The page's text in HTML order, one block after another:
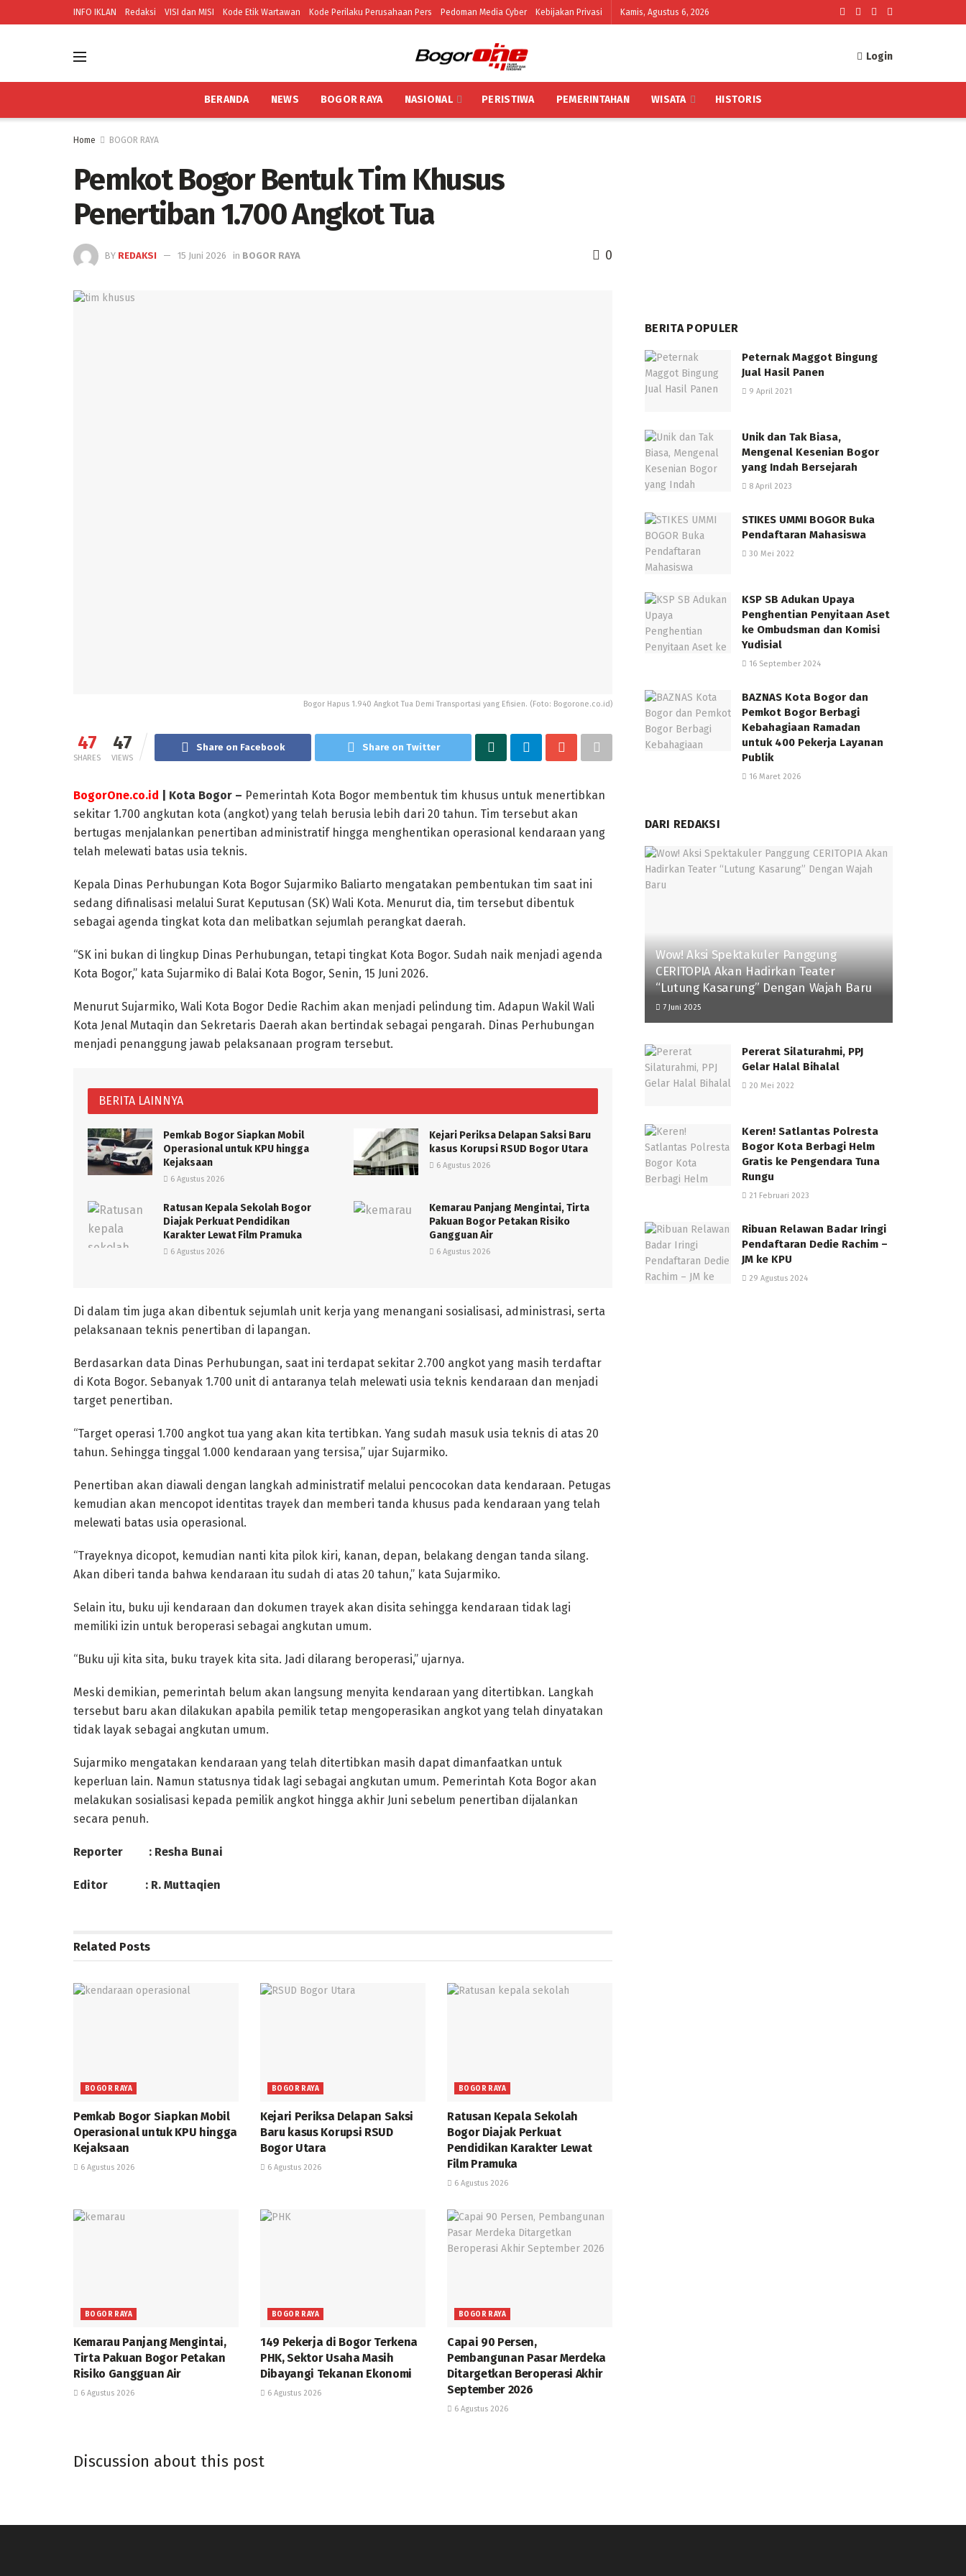
INFO IKLAN Redaksi VISI dan MISI Kode Etik Wartawan Kode Perilaku Perusahaan Pers Pedoman Media Cyber Kebijakan Privasi Kamis, Agustus 6, 2026
Login
BERANDA NEWS BOGOR RAYA NASIONAL PERISTIWA PEMERINTAHAN WISATA HISTORIS
Home BOGOR RAYA
Pemkot Bogor Bentuk Tim Khusus
Penertiban 1.700 Angkot Tua
BY REDAKSI 15 Juni 2026 in BOGOR RAYA 0
Bogor Hapus 1.940 Angkot Tua Demi Transportasi yang Efisien. (Foto: Bogorone.co.id)
47
SHARES
47
VIEWS
Share on Facebook Share on Twitter
BogorOne.co.id | Kota Bogor – Pemerintah Kota Bogor membentuk tim khusus untuk menertibkan
sekitar 1.700 angkutan kota (angkot) yang telah berusia lebih dari 20 tahun. Tim tersebut akan
bertugas menjalankan penertiban administratif hingga menghentikan operasional kendaraan yang
telah melewati batas usia teknis.
Kepala Dinas Perhubungan Kota Bogor Sujarmiko Baliarto mengatakan pembentukan tim saat ini
sedang difinalisasi melalui Surat Keputusan (SK) Wali Kota. Menurut dia, tim tersebut dibentuk
sebagai agenda tingkat kota dan melibatkan sejumlah perangkat daerah.
“SK ini bukan di lingkup Dinas Perhubungan, tetapi tingkat Kota Bogor. Sudah naik menjadi agenda
Kota Bogor,” kata Sujarmiko di Balai Kota Bogor, Senin, 15 Juni 2026.
Menurut Sujarmiko, Wali Kota Bogor Dedie Rachim akan menjadi pelindung tim. Adapun Wakil Wali
Kota Jenal Mutaqin dan Sekretaris Daerah akan bertindak sebagai pengarah. Dinas Perhubungan
menjadi penanggung jawab pelaksanaan program tersebut.
BERITA LAINNYA
Pemkab Bogor Siapkan Mobil
Operasional untuk KPU hingga
Kejaksaan
6 Agustus 2026
Kejari Periksa Delapan Saksi Baru
kasus Korupsi RSUD Bogor Utara
6 Agustus 2026
Ratusan Kepala Sekolah Bogor
Diajak Perkuat Pendidikan
Karakter Lewat Film Pramuka
6 Agustus 2026
Kemarau Panjang Mengintai, Tirta
Pakuan Bogor Petakan Risiko
Gangguan Air
6 Agustus 2026
Di dalam tim juga akan dibentuk sejumlah unit kerja yang menangani sosialisasi, administrasi, serta
pelaksanaan teknis penertiban di lapangan.
Berdasarkan data Dinas Perhubungan, saat ini terdapat sekitar 2.700 angkot yang masih terdaftar
di Kota Bogor. Sebanyak 1.700 unit di antaranya telah melewati usia teknis kendaraan dan menjadi
target penertiban.
“Target operasi 1.700 angkot tua yang akan kita tertibkan. Yang sudah masuk usia teknis di atas 20
tahun. Sehingga tinggal 1.000 kendaraan yang tersisa,” ujar Sujarmiko.
Penertiban akan diawali dengan langkah administratif melalui pencocokan data kendaraan. Petugas
kemudian akan mencopot identitas trayek dan memberi tanda khusus pada kendaraan yang telah
melewati batas usia operasional.
“Trayeknya dicopot, kemudian nanti kita pilok kiri, kanan, depan, belakang dengan tanda silang.
Akan diberi tanda bahwa kendaraan itu sudah di atas 20 tahun,” kata Sujarmiko.
Selain itu, buku uji kendaraan dan dokumen trayek akan disita sehingga kendaraan tidak lagi
memiliki izin untuk beroperasi sebagai angkutan umum.
“Buku uji kita sita, buku trayek kita sita. Jadi dilarang beroperasi,” ujarnya.
Meski demikian, pemerintah belum akan langsung menyita kendaraan yang ditertibkan. Langkah
tersebut baru akan dilakukan apabila pemilik tetap mengoperasikan angkot yang telah dinyatakan
tidak layak sebagai angkutan umum.
Sujarmiko mengatakan kendaraan yang telah ditertibkan masih dapat dimanfaatkan untuk
keperluan lain. Namun statusnya tidak lagi sebagai angkutan umum. Pemerintah Kota Bogor akan
melakukan sosialisasi kepada pemilik angkot hingga akhir Juni sebelum penertiban dijalankan
secara penuh.
Reporter : Resha Bunai
Editor : R. Muttaqien
Related Posts
BOGOR RAYA
Pemkab Bogor Siapkan Mobil
Operasional untuk KPU hingga
Kejaksaan
6 Agustus 2026
BOGOR RAYA
Kejari Periksa Delapan Saksi
Baru kasus Korupsi RSUD
Bogor Utara
6 Agustus 2026
BOGOR RAYA
Ratusan Kepala Sekolah
Bogor Diajak Perkuat
Pendidikan Karakter Lewat
Film Pramuka
6 Agustus 2026
BOGOR RAYA
Kemarau Panjang Mengintai,
Tirta Pakuan Bogor Petakan
Risiko Gangguan Air
6 Agustus 2026
BOGOR RAYA
149 Pekerja di Bogor Terkena
PHK, Sektor Usaha Masih
Dibayangi Tekanan Ekonomi
6 Agustus 2026
BOGOR RAYA
Capai 90 Persen,
Pembangunan Pasar Merdeka
Ditargetkan Beroperasi Akhir
September 2026
6 Agustus 2026
Discussion about this post
BERITA POPULER
Peternak Maggot Bingung
Jual Hasil Panen
9 April 2021
Unik dan Tak Biasa,
Mengenal Kesenian Bogor
yang Indah Bersejarah
8 April 2023
STIKES UMMI BOGOR Buka
Pendaftaran Mahasiswa
30 Mei 2022
KSP SB Adukan Upaya
Penghentian Penyitaan Aset
ke Ombudsman dan Komisi
Yudisial
16 September 2024
BAZNAS Kota Bogor dan
Pemkot Bogor Berbagi
Kebahagiaan Ramadan
untuk 400 Pekerja Layanan
Publik
16 Maret 2026
DARI REDAKSI
Wow! Aksi Spektakuler Panggung
CERITOPIA Akan Hadirkan Teater
“Lutung Kasarung” Dengan Wajah Baru
7 Juni 2025
Pererat Silaturahmi, PPJ
Gelar Halal Bihalal
20 Mei 2022
Keren! Satlantas Polresta
Bogor Kota Berbagi Helm
Gratis ke Pengendara Tuna
Rungu
21 Februari 2023
Ribuan Relawan Badar Iringi
Pendaftaran Dedie Rachim –
JM ke KPU
29 Agustus 2024